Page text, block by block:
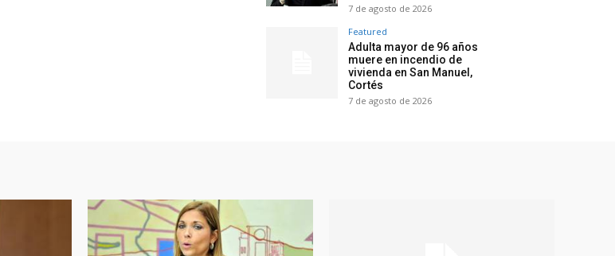
7 de agosto de 2026
Featured
Adulta mayor de 96 años
muere en incendio de
vivienda en San Manuel,
Cortés
7 de agosto de 2026